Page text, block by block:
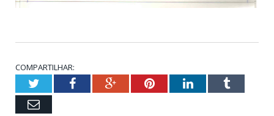
COMPARTILHAR:
TwitterFacebookGoogle+PinterestLinkedInTumblr
Email